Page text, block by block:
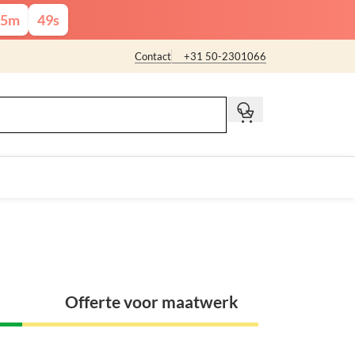
m 47s
Contact +31 50-2301066
Offerte voor maatwerk